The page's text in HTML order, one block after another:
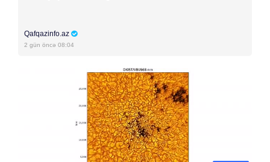
Qafqazinfo.az
2 gün öncə 08:04